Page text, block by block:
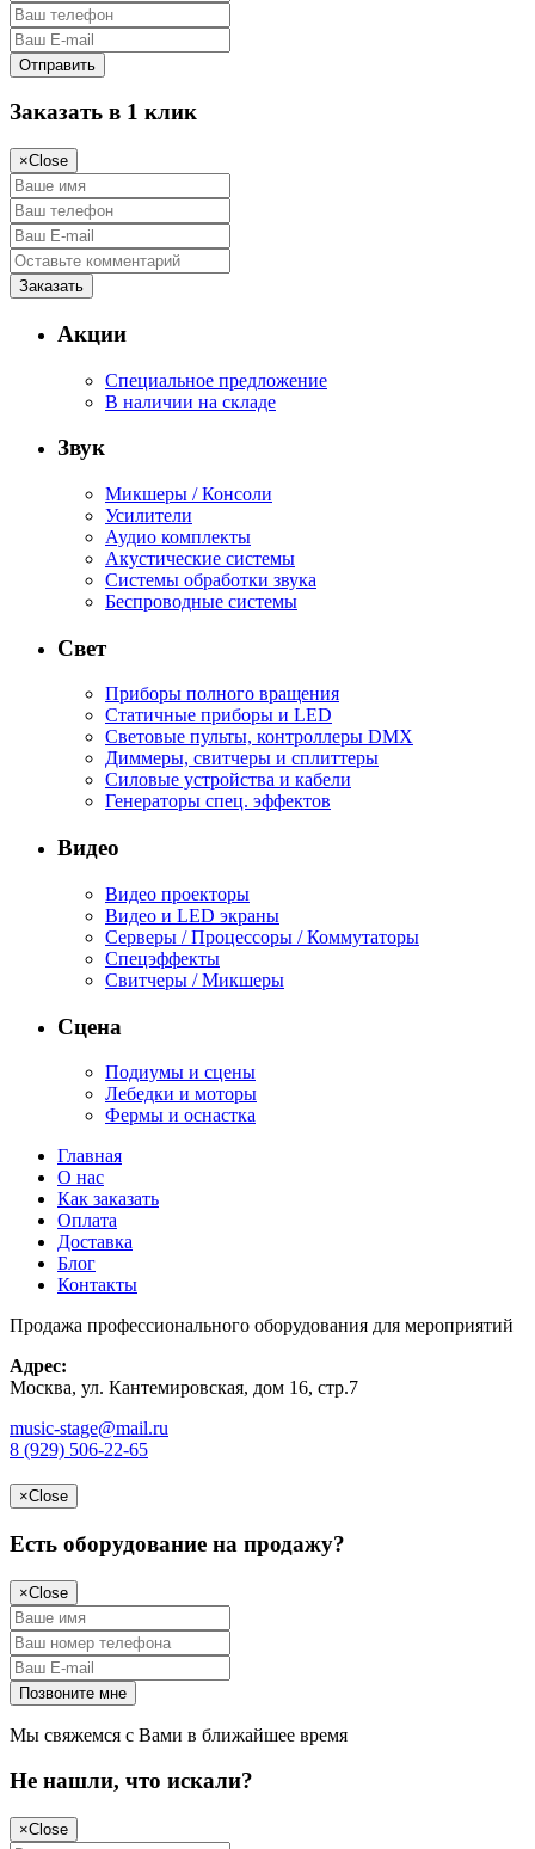
Заказать в 1 клик
×Close
Акции
Специальное предложение
В наличии на складе
Звук
Микшеры / Консоли
Усилители
Аудио комплекты
Акустические системы
Системы обработки звука
Беспроводные системы
Свет
Приборы полного вращения
Статичные приборы и LED
Световые пульты, контроллеры DMX
Диммеры, свитчеры и сплиттеры
Силовые устройства и кабели
Генераторы спец. эффектов
Видео
Видео проекторы
Видео и LED экраны
Серверы / Процессоры / Коммутаторы
Спецэффекты
Свитчеры / Микшеры
Сцена
Подиумы и сцены
Лебедки и моторы
Фермы и оснастка
Главная
О нас
Как заказать
Оплата
Доставка
Блог
Контакты
Продажа профессионального оборудования для мероприятий
Адрес:
Москва, ул. Кантемировская, дом 16, стр.7
music-stage@mail.ru
8 (929) 506-22-65
×Close
Есть оборудование на продажу?
×Close
Мы свяжемся с Вами в ближайшее время
Не нашли, что искали?
×Close